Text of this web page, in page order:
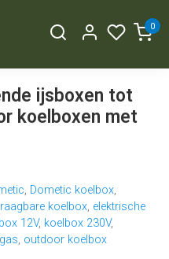
0
ijsboxen tot
koelboxen met
, Dometic koelbox,
koelbox, elektrische
12V, koelbox 230V,
, outdoor koelbox